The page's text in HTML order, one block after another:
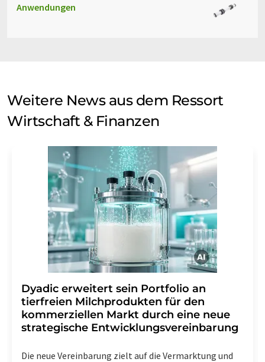
Anwendungen
Weitere News aus dem Ressort
Wirtschaft & Finanzen
Dyadic erweitert sein Portfolio an
tierfreien Milchprodukten für den
kommerziellen Markt durch eine neue
strategische Entwicklungsvereinbarung
Die neue Vereinbarung zielt auf die Vermarktung und